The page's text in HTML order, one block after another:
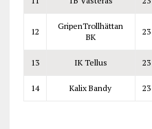
12
GripenTrollhättan
BK
23
13 IK Tellus 23
14 Kalix Bandy 23